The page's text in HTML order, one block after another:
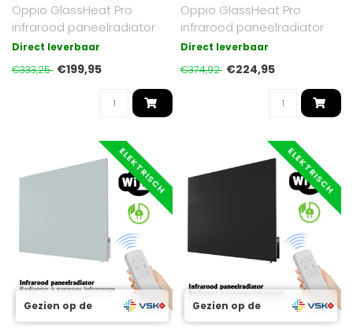
Oppio GlassHeat Pro
infrarood paneelradiator
60x80cm kleur wit. 500W,
temperatuu..
Direct leverbaar
€333,25 €199,95
Oppio GlassHeat Pro
infrarood paneelradiator
60x80cm kleur Zwart. 500W,
temperat..
Direct leverbaar
€374,92 €224,95
ELEKTRISCH
Gezien op de
ELEKTRISCH
Gezien op de